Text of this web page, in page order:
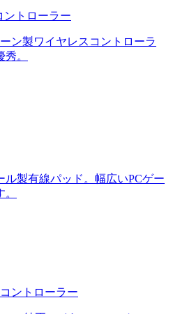
ントローラー
ン製ワイヤレスコントローラ
。
ル製有線パッド。幅広いPCゲー
ントローラー